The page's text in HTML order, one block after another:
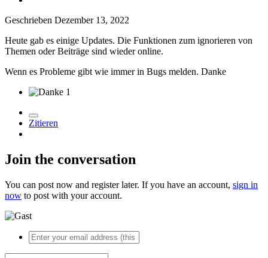
Geschrieben Dezember 13, 2022
Heute gab es einige Updates. Die Funktionen zum ignorieren von
Themen oder Beiträge sind wieder online.
Wenn es Probleme gibt wie immer in Bugs melden. Danke
1
Zitieren
Join the conversation
You can post now and register later. If you have an account, sign in
now to post with your account.